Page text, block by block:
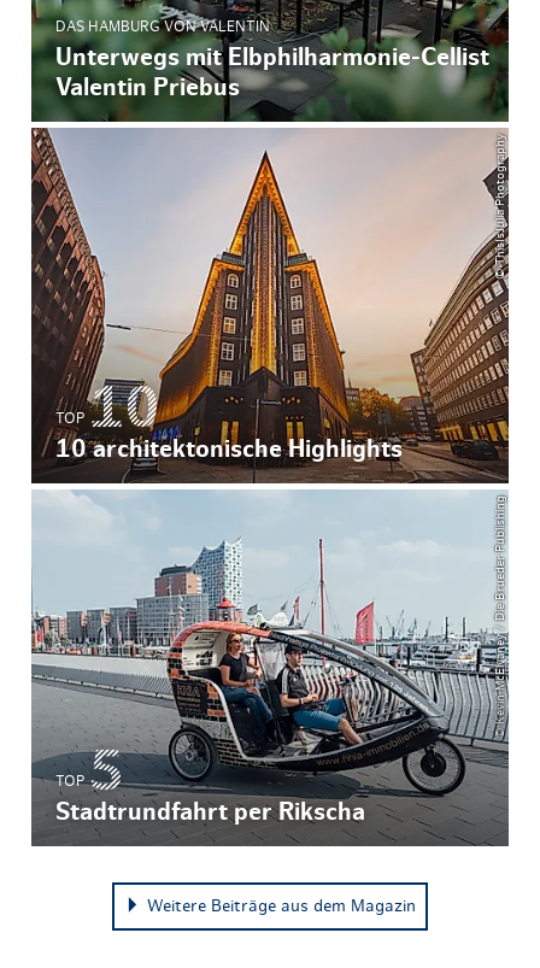
DAS HAMBURG VON VALENTIN
Unterwegs mit Elbphilharmonie-Cellist
Valentin Priebus
© ThisIsJulia Photography
TOP
10 architektonische Highlights
© Kevin McElvaney / Die Brueder Publishing
TOP
Stadtrundfahrt per Rikscha
Weitere Beiträge aus dem Magazin